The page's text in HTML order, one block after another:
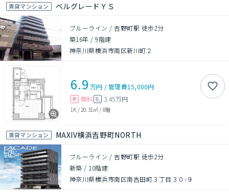
賃貸マンション ベルグレードＹＳ
ブルーライン / 吉野町駅 徒歩2分
築16年 /9階建
神奈川県横浜市南区新川町２
6.9 万円 /管理費15,000円
敷 無料 礼 3.45万円
1K / 20.31㎡ / 8階
賃貸マンション MAXIV横浜吉野町NORTH
ブルーライン / 吉野町駅 徒歩2分
新築 / 10階建
神奈川県横浜市南区南吉田町３丁目３０-９